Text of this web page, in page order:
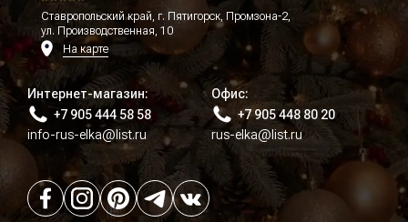
Ставропольский край, г. Пятигорск, Промзона-2,
ул. Производственная, 10
На карте
Интернет-магазин:
+7 905 444 58 58
info-rus-elka@list.ru
Офис:
+7 905 448 80 20
rus-elka@list.ru